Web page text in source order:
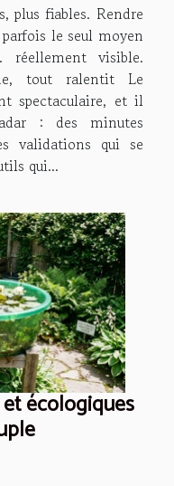
plus fiables. Rendre
le seul moyen
visible.
tout ralentit Le
spectaculaire, et il
: des minutes
validations qui se
qui...
écologiques